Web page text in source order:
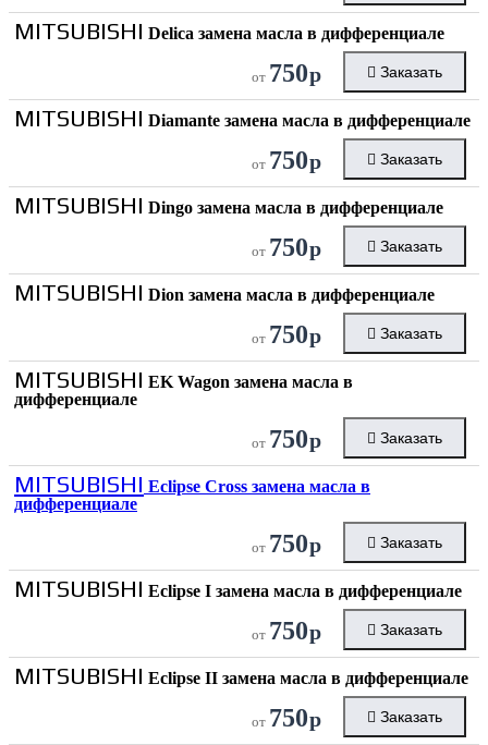
MITSUBISHI Delica замена масла в дифференциале
от 750р Заказать
MITSUBISHI Diamante замена масла в дифференциале
от 750р Заказать
MITSUBISHI Dingo замена масла в дифференциале
от 750р Заказать
MITSUBISHI Dion замена масла в дифференциале
от 750р Заказать
MITSUBISHI EK Wagon замена масла в
дифференциале
от 750р Заказать
MITSUBISHI Eclipse Cross замена масла в
дифференциале
от 750р Заказать
MITSUBISHI Eclipse I замена масла в дифференциале
от 750р Заказать
MITSUBISHI Eclipse II замена масла в дифференциале
от 750р Заказать